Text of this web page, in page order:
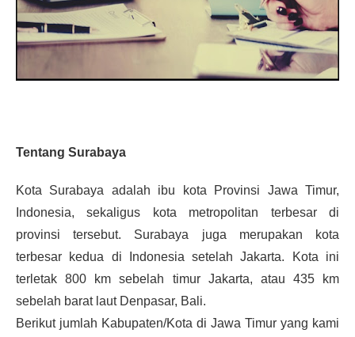
Tentang Surabaya
Kota Surabaya adalah ibu kota Provinsi Jawa Timur,
Indonesia, sekaligus kota metropolitan terbesar di
provinsi tersebut. Surabaya juga merupakan kota
terbesar kedua di Indonesia setelah Jakarta. Kota ini
terletak 800 km sebelah timur Jakarta, atau 435 km
sebelah barat laut Denpasar, Bali.
Berikut jumlah Kabupaten/Kota di Jawa Timur yang kami